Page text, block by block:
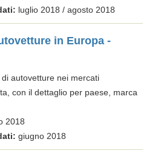
luglio 2018 / agosto 2018
in Europa -
autovetture nei mercati
con il dettaglio per paese, marca
2018
giugno 2018